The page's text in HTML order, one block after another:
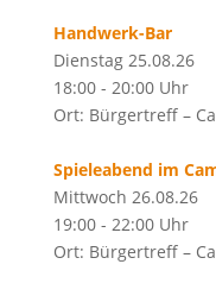
Handwerk-Bar
Dienstag 25.08.26
18:00 - 20:00 Uhr
Ort: Bürgertreff –
Spieleabend im
Mittwoch 26.08.26
19:00 - 22:00 Uhr
Ort: Bürgertreff –